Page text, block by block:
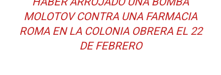
MOLOTOV CONTRA UNA FARMACIA
ROMA EN LA COLONIA OBRERA EL 22
DE FEBRERO